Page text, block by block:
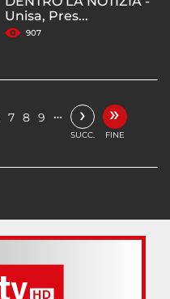
Unisa, Pres...
907
7 8 9 … ›
SUCC.
»
FINE